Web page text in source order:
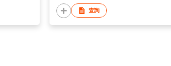
查詢